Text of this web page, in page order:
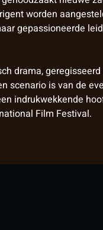
worden
gepassioneerde
drama,
scenario is van de
indrukwekkende
Film Festival.